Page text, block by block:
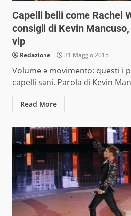
Capelli belli come Rachel
consigli di Kevin
vip
Redazione 31 Maggio 2015
Volume e movimento: questi i
capelli sani. Parola di Kevin
Read More